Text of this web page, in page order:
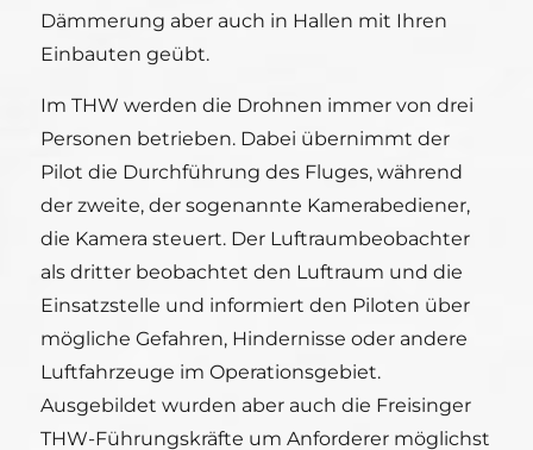
Dämmerung aber auch in Hallen mit Ihren
Einbauten geübt.
Im THW werden die Drohnen immer von drei
Personen betrieben. Dabei übernimmt der
Pilot die Durchführung des Fluges, während
der zweite, der sogenannte Kamerabediener,
die Kamera steuert. Der Luftraumbeobachter
als dritter beobachtet den Luftraum und die
Einsatzstelle und informiert den Piloten über
mögliche Gefahren, Hindernisse oder andere
Luftfahrzeuge im Operationsgebiet.
Ausgebildet wurden aber auch die Freisinger
THW-Führungskräfte um Anforderer möglichst